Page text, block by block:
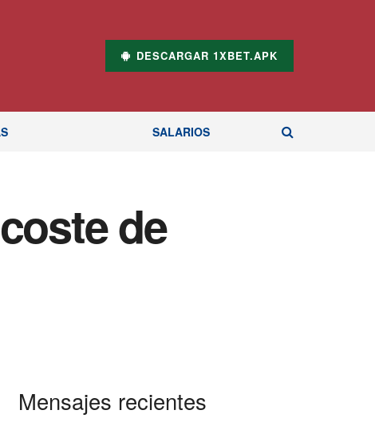
DESCARGAR 1XBET.APK
SALARIOS
de
Mensajes recientes